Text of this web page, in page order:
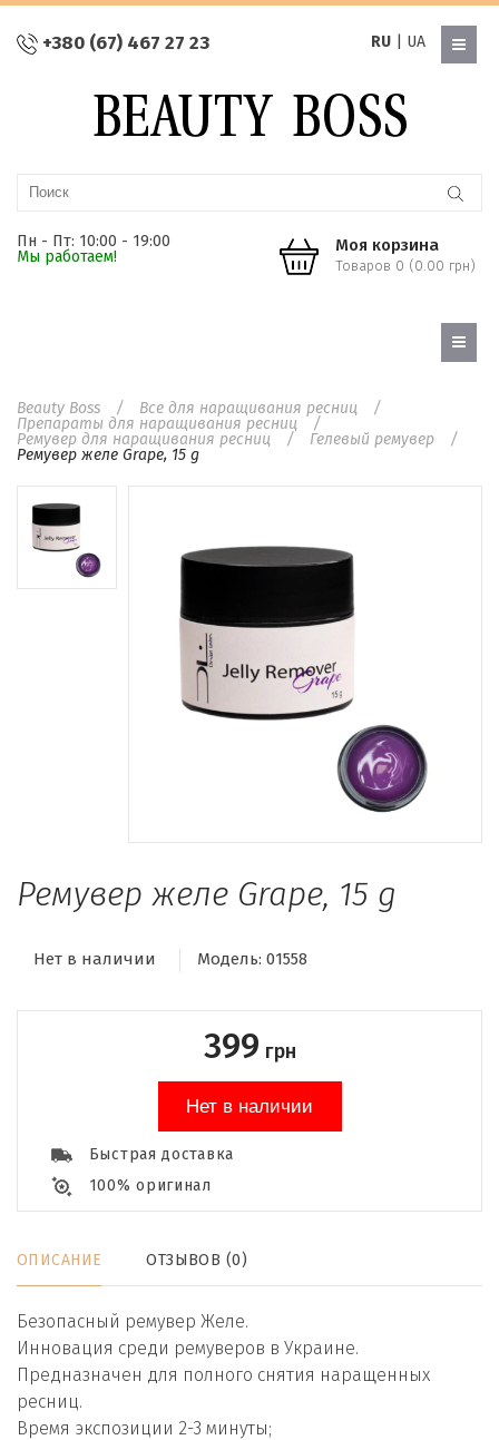
+380 (67) 467 27 23 RU| UA
Пн - Пт: 10:00 - 19:00
Мы работаем!
Моя корзина
Товаров 0 (0.00 грн)
Beauty Boss
Все для наращивания ресниц
Препараты для наращивания ресниц
Ремувер для наращивания ресниц
Гелевый ремувер
Ремувер желе Grape, 15 g
Ремувер желе Grape, 15 g
Нет в наличии Модель: 01558
399 грн
Нет в наличии
Быстрая доставка
100% оригинал
ОПИСАНИЕ ОТЗЫВОВ (0)
Безопасный ремувер Желе.
Инновация среди ремуверов в Украине.
Предназначен для полного снятия наращенных
ресниц.
Время экспозиции 2-3 минуты;